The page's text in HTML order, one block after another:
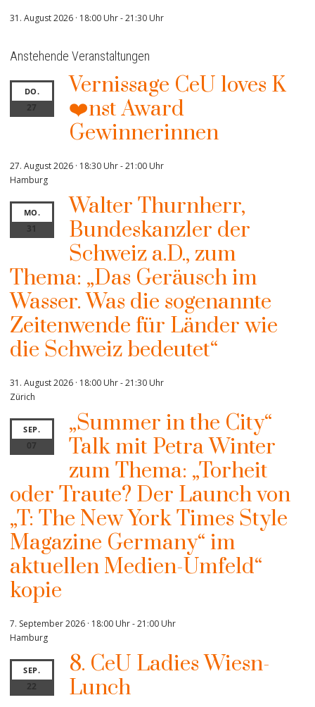
31. August 2026 · 18:00 Uhr-21:30 Uhr
Anstehende Veranstaltungen
DO.
27
Vernissage CeU loves K
❤️nst Award
Gewinnerinnen
27. August 2026 · 18:30 Uhr-21:00 Uhr
Hamburg
MO.
31
Walter Thurnherr,
Bundeskanzler der
Schweiz a.D., zum
Thema: „Das Geräusch im
Wasser. Was die sogenannte
Zeitenwende für Länder wie
die Schweiz bedeutet“
31. August 2026 · 18:00 Uhr-21:30 Uhr
Zürich
SEP.
07
„Summer in the City“
Talk mit Petra Winter
zum Thema: „Torheit
oder Traute? Der Launch von
„T: The New York Times Style
Magazine Germany“ im
aktuellen Medien-Umfeld“
kopie
7. September 2026 · 18:00 Uhr-21:00 Uhr
Hamburg
SEP.
22
8. CeU Ladies Wiesn-
Lunch